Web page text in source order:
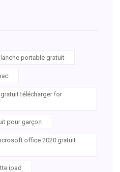
portable gratuit
télécharger for
pour garçon
office 2020 gratuit
ipad